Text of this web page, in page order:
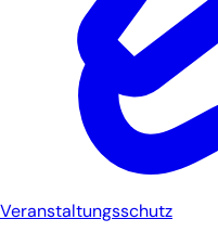
Veranstaltungsschutz